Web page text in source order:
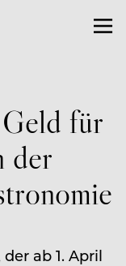
für
der
ab 1. April